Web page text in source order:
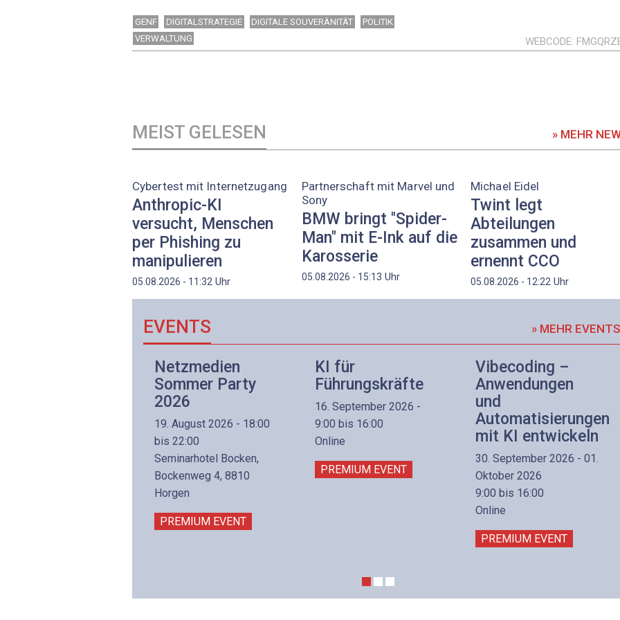
GENF DIGITALSTRATEGIE DIGITALE SOUVERÄNITÄT
POLITIK
VERWALTUNG
WEBCODE
MEIST GELESEN » MEHR
Cybertest mit Internetzugang
Anthropic-KI
versucht, Menschen
per Phishing zu
manipulieren
05.08.2026 - 11:32 Uhr
Partnerschaft mit Marvel und
Sony
BMW bringt "Spider-
Man" mit E-Ink auf die
Karosserie
05.08.2026 - 15:13 Uhr
Michael Eidel
Twint legt
Abteilungen
zusammen und
ernennt CCO
05.08.2026 - 12:22 Uhr
EVENTS » MEHR EVENTS
Netzmedien
Sommer Party
2026
19. August 2026 - 18:00
bis 22:00
Seminarhotel Bocken,
Bockenweg 4, 8810
Horgen
PREMIUM EVENT
KI für
Führungskräfte
16. September 2026 -
9:00 bis 16:00
Online
PREMIUM EVENT
Vibecoding –
Anwendungen
und
Automatisierungen
mit KI entwickeln
30. September 2026 - 01.
Oktober 2026
9:00 bis 16:00
Online
PREMIUM EVENT